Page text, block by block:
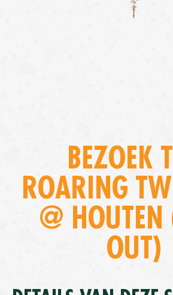
BEZOEK
ROARING
@ HOUTEN
OUT)